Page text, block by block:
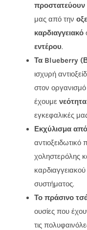
προστατεύουν
μας από την
καρδιαγγειακό
εντέρου.
Τα Blueberry
ισχυρή
στον οργανισμό
έχουμε νεότητα
εγκεφαλικές
Εκχύλισμα
αντιοξειδωτικό
χοληστερόλης
συστήματος.
Το πράσινο
ουσίες που
τις